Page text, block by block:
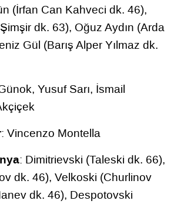
(İrfan Can Kahveci dk. 46),
dk. 63), Oğuz Aydın (Arda
Gül (Barış Alper Yılmaz dk.
Yusuf Sarı, İsmail
: Vincenzo Montella
: Dimitrievski (Taleski dk. 66),
dk. 46), Velkoski (Churlinov
dk. 46), Despotovski